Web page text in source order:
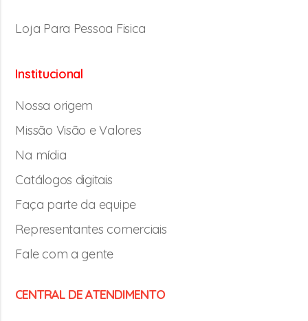
Loja Para Pessoa Fisica
Institucional
Nossa origem
Missão Visão e Valores
Na mídia
Catálogos digitais
Faça parte da equipe
Representantes comerciais
Fale com a gente
CENTRAL DE ATENDIMENTO